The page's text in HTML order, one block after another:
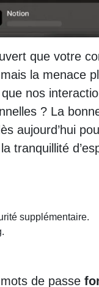
que votre
la menace
nos
? La
aujourd’hui
tranquillité
supplémentaire.
de passe